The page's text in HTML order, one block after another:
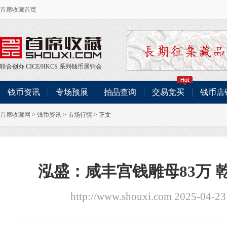
首席收藏首页
联合创办 CICE/HKCS 系列钱币展销会
钱币资讯 专场预展 拍品查询 交易竞买 钱币店
首席收藏网 > 钱币资讯 > 市场行情 > 正文
泓盛：咸丰宫钱雕母83万
http://www.shouxi.com 2025-04-